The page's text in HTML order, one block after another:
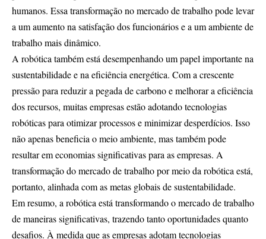
humanos. Essa transformação no mercado de trabalho pode levar
a um aumento na satisfação dos funcionários e a um ambiente de
trabalho mais dinâmico.
A robótica também está desempenhando um papel importante na
sustentabilidade e na eficiência energética. Com a crescente
pressão para reduzir a pegada de carbono e melhorar a eficiência
dos recursos, muitas empresas estão adotando tecnologias
robóticas para otimizar processos e minimizar desperdícios. Isso
não apenas beneficia o meio ambiente, mas também pode
resultar em economias significativas para as empresas. A
transformação do mercado de trabalho por meio da robótica está,
portanto, alinhada com as metas globais de sustentabilidade.
Em resumo, a robótica está transformando o mercado de trabalho
de maneiras significativas, trazendo tanto oportunidades quanto
desafios. À medida que as empresas adotam tecnologias